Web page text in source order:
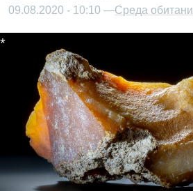
09.08.2020 - 10:10 —Среда